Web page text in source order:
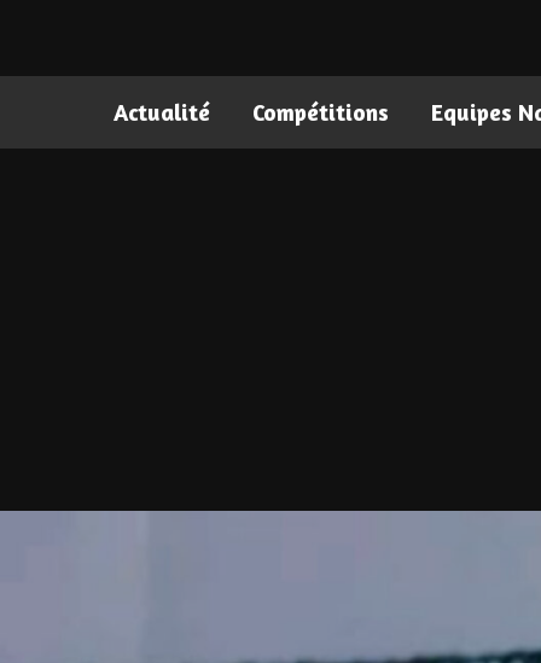
Actualité Compétitions Equipes